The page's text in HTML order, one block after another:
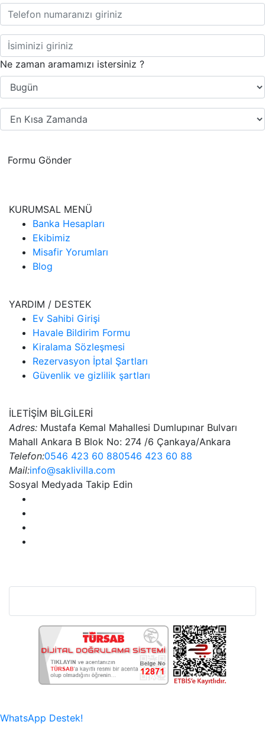
Ne zaman aramamızı istersiniz ?
Formu Gönder
KURUMSAL MENÜ
Banka Hesapları
Ekibimiz
Misafir Yorumları
Blog
YARDIM / DESTEK
Ev Sahibi Girişi
Havale Bildirim Formu
Kiralama Sözleşmesi
Rezervasyon İptal Şartları
Güvenlik ve gizlilik şartları
İLETİŞİM BİLGİLERİ
Adres: Mustafa Kemal Mahallesi Dumlupınar Bulvarı
Mahall Ankara B Blok No: 274 /6 Çankaya/Ankara
Telefon:0546 423 60 880546 423 60 88
Mail:info@saklivilla.com
Sosyal Medyada Takip Edin
WhatsApp Destek!